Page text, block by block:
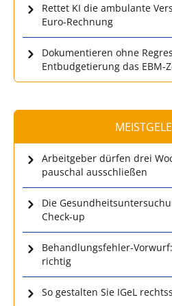
Rettet KI die ambulante
Euro-Rechnung
Dokumentieren ohne
Entbudgetierung das
Arbeitgeber dürfen drei
pauschal ausschließen
Die
Check-up
Behandlungsfehler-
richtig
So gestalten Sie IGeL